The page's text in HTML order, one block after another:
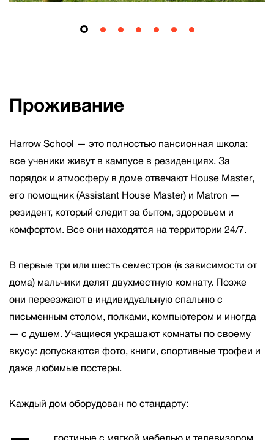
Проживание
Harrow School — это полностью пансионная школа:
все ученики живут в кампусе в резиденциях. За
порядок и атмосферу в доме отвечают House Master,
его помощник (Assistant House Master) и Matron —
резидент, который следит за бытом, здоровьем и
комфортом. Все они находятся на территории 24/7.
В первые три или шесть семестров (в зависимости от
дома) мальчики делят двухместную комнату. Позже
они переезжают в индивидуальную спальню с
письменным столом, полками, компьютером и иногда
— с душем. Учащиеся украшают комнаты по своему
вкусу: допускаются фото, книги, спортивные трофеи и
даже любимые постеры.
Каждый дом оборудован по стандарту: